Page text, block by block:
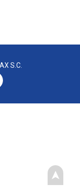
S.C.
➤